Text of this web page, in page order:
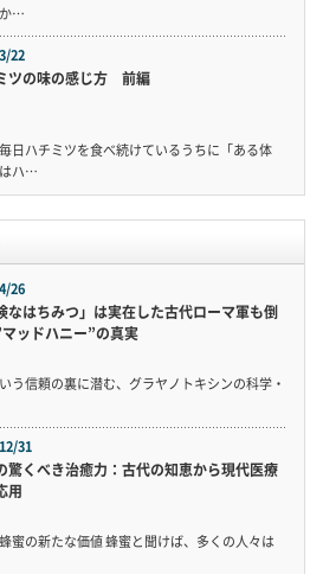
…
22
ツの味の感じ方 前編
日ハチミツを食べ続けているうちに「ある体
ハ…
26
なはちみつ」は実在した古代ローマ軍も倒
ッドハニー”の真実
う信頼の裏に潜む、グラヤノトキシンの科学・
31
驚くべき治癒力：古代の知恵から現代医療
用
蜜の新たな価値 蜂蜜と聞けば、多くの人々は